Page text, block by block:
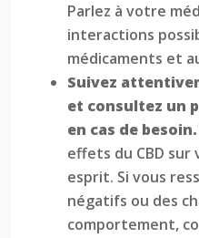
Parlez à votre
interactions
médicaments et
Suivez
et consultez un
en cas de besoin.
effets du CBD
esprit. Si vous
négatifs ou des
comportement,